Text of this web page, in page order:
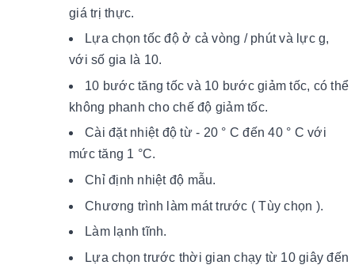
giá trị thực.
Lựa chọn tốc độ ở cả vòng / phút và lực g,
với số gia là 10.
10 bước tăng tốc và 10 bước giảm tốc, có thể
không phanh cho chế độ giảm tốc.
Cài đặt nhiệt độ từ - 20 ° C đến 40 ° C với
mức tăng 1 °C.
Chỉ định nhiệt độ mẫu.
Chương trình làm mát trước ( Tùy chọn ).
Làm lạnh tĩnh.
Lựa chọn trước thời gian chạy từ 10 giây đến